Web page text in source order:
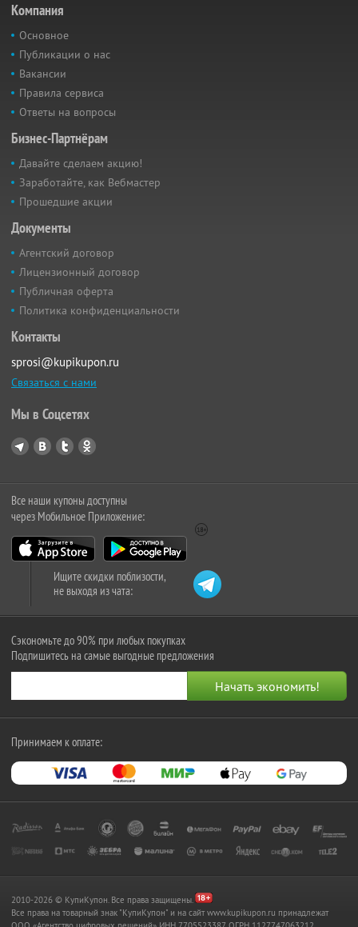
Компания
Основное
Публикации о нас
Вакансии
Правила сервиса
Ответы на вопросы
Бизнес-Партнёрам
Давайте сделаем акцию!
Заработайте, как Вебмастер
Прошедшие акции
Документы
Агентский договор
Лицензионный договор
Публичная оферта
Политика конфиденциальности
Контакты
sprosi@kupikupon.ru
Связаться с нами
Мы в Соцсетях
Все наши купоны доступны
через Мобильное Приложение:
Ищите скидки поблизости,
не выходя из чата:
Сэкономьте до 90% при любых покупках
Подпишитесь на самые выгодные предложения
Принимаем к оплате:
2010-2026 © КупиКупон. Все права защищены.
Все права на товарный знак "КупиКупон" и на сайт www.kupikupon.ru принадлежат